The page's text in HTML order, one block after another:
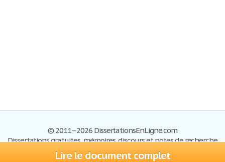
Lire le document complet
© 2011–2026 DissertationsEnLigne.com
Dissertations gratuites, mémoires, discours et notes de recherche